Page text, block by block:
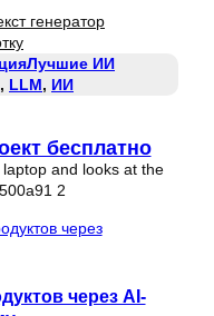
генератор
Лучшие ИИ
, LLM, ИИ
бесплатно
через AI-